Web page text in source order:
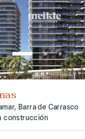
Barra de Carrasco
construcción